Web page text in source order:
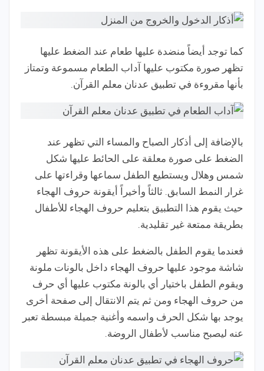
كما توجد أيضاً منضدة عليها طعام عند الضغط عليها
تظهر صورة مكتوب عليها آداب الطعام مسموعة وتمتاز
بأنها مقروءة في تطبيق عدنان معلم القرآن.
بالإضافة إلى أذكار الصباح والمساء التي تظهر عند
الضغط على صورة معلقة على الحائط عليها شكل
شمس وهلال ويستطيع الطفل سماعها وقراءتها على
غرار النمط السابق. ثالثاً وأخيراً أيقونة حروف الهجاء
حيث يقوم هذا التطبيق بتعليم حروف الهجاء للأطفال
بطريقة ممتعة غير تقليدية.
فعندما يقوم الطفل بالضغط على هذه الأيقونة تظهر
شاشة موجود عليها حروف الهجاء داخل بالونات ملونة
ويقوم الطفل باختيار أي بالونة مكتوب عليها أي حرف
من حروف الهجاء ومن ثم يتم الانتقال إلى صفحة أخرى
يوجد بها شكل الحرف واسمه وأغنية جميلة مبسطة تعبر
عنه ليصبح مناسب لأطفال الروضة.